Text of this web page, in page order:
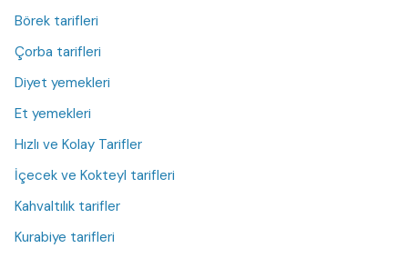
Börek tarifleri
Çorba tarifleri
Diyet yemekleri
Et yemekleri
Hızlı ve Kolay Tarifler
İçecek ve Kokteyl tarifleri
Kahvaltılık tarifler
Kurabiye tarifleri